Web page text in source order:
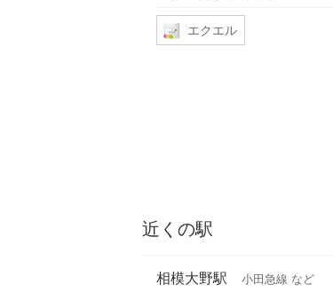
エクエル
近くの駅
相模大野駅 小田急線 など